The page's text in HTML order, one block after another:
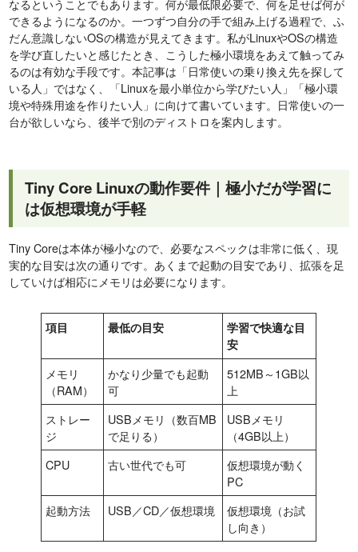
なるということでもあります。何が最低限必要で、何を足せば何が
できるようになるのか。一つずつ自分の手で組み上げる過程で、ふ
だん意識しないOSの構造が見えてきます。私がLinuxやOSの構造
を学び直したいと感じたとき、こうした極小環境をあえて触ってみ
るのは有効な手段です。本記事は「日常使いの乗り換え先を探して
いる人」ではなく、「Linuxを最小単位から学びたい人」「極小環
境や特殊用途を作りたい人」に向けて書いています。日常使いの一
台が欲しいなら、後半で別のディストロを案内します。
Tiny Core Linuxの動作要件｜極小だが学習に
は仮想環境が手軽
Tiny Coreは本体が極小なので、必要なスペックは非常に低く、現
実的な目安は次の通りです。あくまで起動の目安であり、拡張を足
していけば相応にメモリは必要になります。
項目 最低の目安
学習で快適な目
安
メモリ
（RAM）
かなり少量でも起動
可
512MB～1GB以
上
ストレー
ジ
USBメモリ（数百MB
で足りる）
USBメモリ
（4GB以上）
CPU
古い世代でも可
仮想環境が動く
PC
起動方法
USB／CD／仮想環境
仮想環境（お試
し向き）